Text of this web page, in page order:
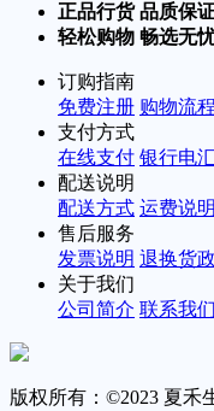
正品行货 品质保
轻松购物 畅选无
订购指南
免费注册 购物流程
支付方式
在线支付 银行电汇
配送说明
配送方式 运费说明
售后服务
发票说明 退换货
关于我们
公司简介 联系我们
版权所有：©2023 夏禾